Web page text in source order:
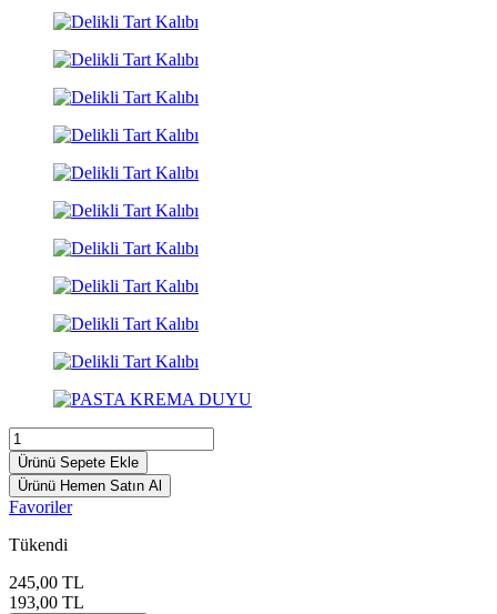
Ürünü Sepete Ekle
Ürünü Hemen Satın Al
Favoriler
Tükendi
245,00 TL
193,00 TL